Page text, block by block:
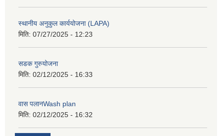
स्थानीय अनुकुल कार्ययोजना (LAPA)
मिति: 07/27/2025 - 12:23
सडक गुरुयोजना
मिति: 02/12/2025 - 16:33
वास पलानWash plan
मिति: 02/12/2025 - 16:32